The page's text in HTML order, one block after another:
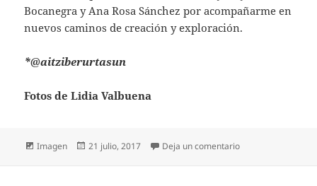
Bocanegra y Ana Rosa Sánchez por acompañarme en
nuevos caminos de creación y exploración.
*@aitziberurtasun
Fotos de Lidia Valbuena
Formato
Imagen
Publicado
21 julio, 2017 Deja un comentarioen EL PROCESO